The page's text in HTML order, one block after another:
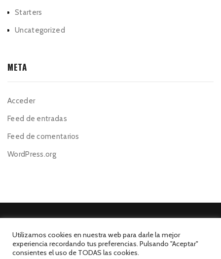
Starters
Uncategorized
META
Acceder
Feed de entradas
Feed de comentarios
WordPress.org
©El Mesón de la Costa 2026. Todos los derechos reservados.
Utilizamos cookies en nuestra web para darle la mejor
experiencia recordando tus preferencias. Pulsando "Aceptar"
consientes el uso de TODAS las cookies.